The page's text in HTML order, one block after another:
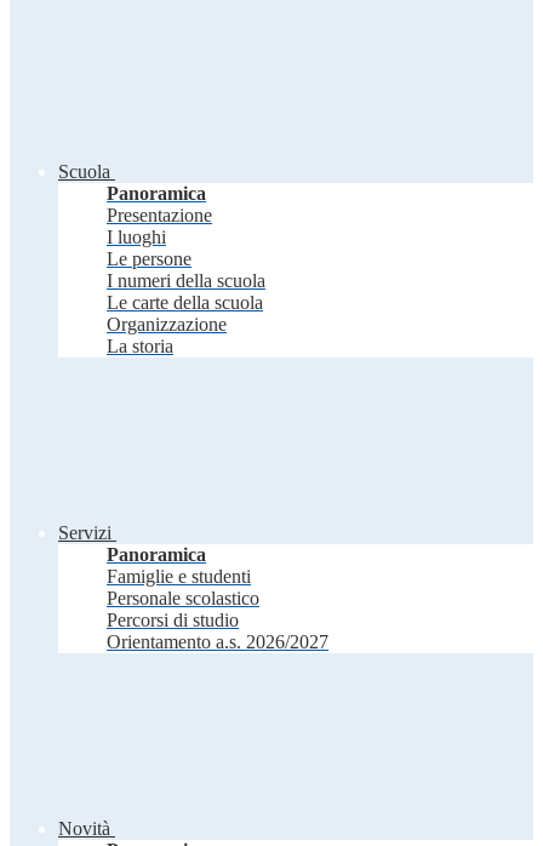
Scuola
Panoramica
Presentazione
I luoghi
Le persone
I numeri della scuola
Le carte della scuola
Organizzazione
La storia
Servizi
Panoramica
Famiglie e studenti
Personale scolastico
Percorsi di studio
Orientamento a.s. 2026/2027
Novità